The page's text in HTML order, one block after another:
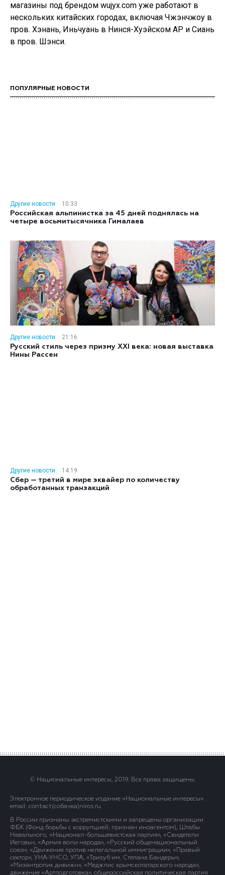
магазины под брендом wujyx.com уже работают в
нескольких китайских городах, включая Чжэнчжоу в
пров. Хэнань, Иньчуань в Нинся-Хуэйском АР и Сиань
в пров. Шэнси.
ПОПУЛЯРНЫЕ НОВОСТИ
Другие новости
10:33
Российская альпинистка за 45 дней поднялась на
четыре восьмитысячника Гималаев
Другие новости
21:16
Русский стиль через призму XXI века: новая выставка
Нины Рассен
Другие новости
14:19
Сбер — третий в мире эквайер по количеству
обработанных транзакций
© Национальные интересы, 2019. Все права защищены.
Электронное периодическое издание «Национальные интересы» .
email: contact(сoбaчка)niros.ru
В России признаны экстремистскими и запрещены организации
ФБК (Фонд борьбы с коррупцией, признан иноагентом), Штабы
Навального, «Национал-большевистская партия», «Свидетели
Иеговы», «Армия воли народа», «Русский общенациональный
союз», «Движение против нелегальной иммиграции», «Правый
сектор», УНА-УНСО, УПА, «Тризуб им. Степана Бандеры»,
«Мизантропик дивижн», «Меджлис крымскотатарского народа»,
движение «Артподготовка», общероссийская политическая партия